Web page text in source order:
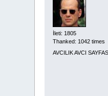
İleti: 1805
Thanked: 1042 times
AVCILIK AVCI